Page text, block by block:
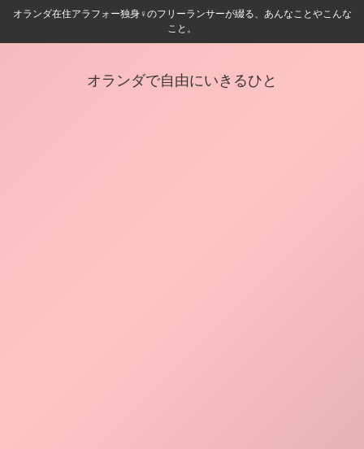
オランダ在住アラフォー独身♀️のフリーランサーが綴る、あんなことやこんな
こと。
オランダで自由にいきるひと